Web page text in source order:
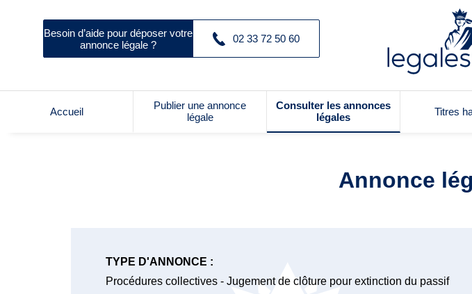
Besoin d’aide pour déposer votre
annonce légale ?
02 33 72 50 60
Accueil
Publier une annonce
légale
Consulter les annonces
légales
Titres
Annonce
TYPE D'ANNONCE :
Procédures collectives - Jugement de clôture pour extinction du passif